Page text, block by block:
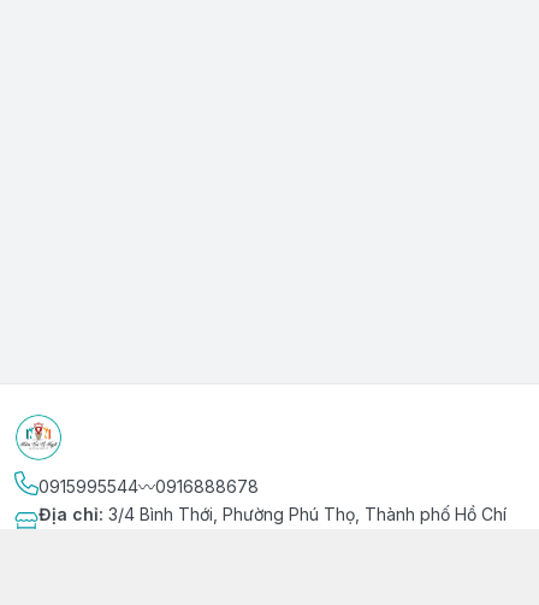
0915995544〰️0916888678
Địa chỉ: 3/4 Bình Thới, Phường Phú Thọ, Thành phố Hồ Chí